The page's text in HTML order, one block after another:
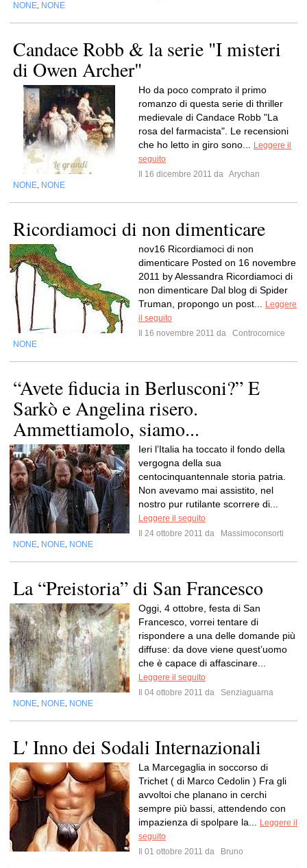
NONE NONE
Candace Robb & la serie "I misteri
di Owen Archer"
Ho da poco comprato il primo
romanzo di questa serie di thriller
medievale di Candace Robb "La
rosa del farmacista". Le recensioni
che ho letto in giro sono...
Leggere il
seguito
Il 16 dicembre 2011 da Arychan
NONE NONE
Ricordiamoci di non dimenticare
nov16 Ricordiamoci di non
dimenticare Posted on 16 novembre
2011 by Alessandra Ricordiamoci di
non dimenticare Dal blog di Spider
Truman, propongo un post...
Leggere
il seguito
Il 16 novembre 2011 da
Controcornice
NONE
“Avete fiducia in Berlusconi?” E
Sarkò e Angelina risero.
Ammettiamolo, siamo...
Ieri l’Italia ha toccato il fondo della
vergogna della sua
centocinquantennale storia patria.
Non avevamo mai assistito, nel
nostro pur rutilante scorrere di...
Leggere il seguito
Il 24 ottobre 2011 da
Massimoconsorti
NONE NONE NONE
La “Preistoria” di San Francesco
Oggi, 4 ottobre, festa di San
Francesco, vorrei tentare di
rispondere a una delle domande più
diffuse: da dove viene quest’uomo
che è capace di affascinare...
Leggere il seguito
Il 04 ottobre 2011 da
Senziaguarna
NONE NONE NONE
L' Inno dei Sodali Internazionali
La Marcegaglia in soccorso di
Trichet ( di Marco Cedolin ) Fra gli
avvoltoi che planano in cerchi
sempre più bassi, attendendo con
impazienza di spolpare la...
Leggere il
seguito
Il 01 ottobre 2011 da
Bruno